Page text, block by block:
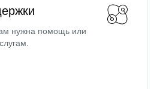
нужна помощь или